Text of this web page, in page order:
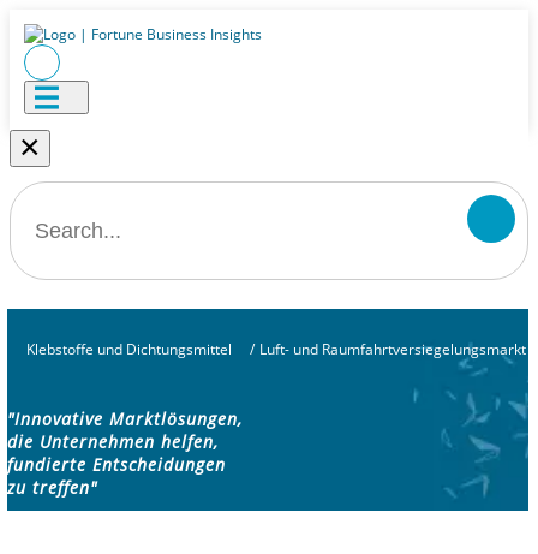
×
Klebstoffe und Dichtungsmittel / Luft- und Raumfahrtversiegelungsmarkt
"Innovative Marktlösungen,
die Unternehmen helfen,
fundierte Entscheidungen
zu treffen"